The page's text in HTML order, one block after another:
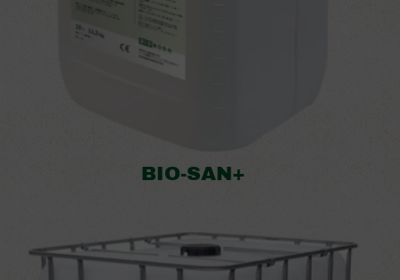
BIO-SAN+